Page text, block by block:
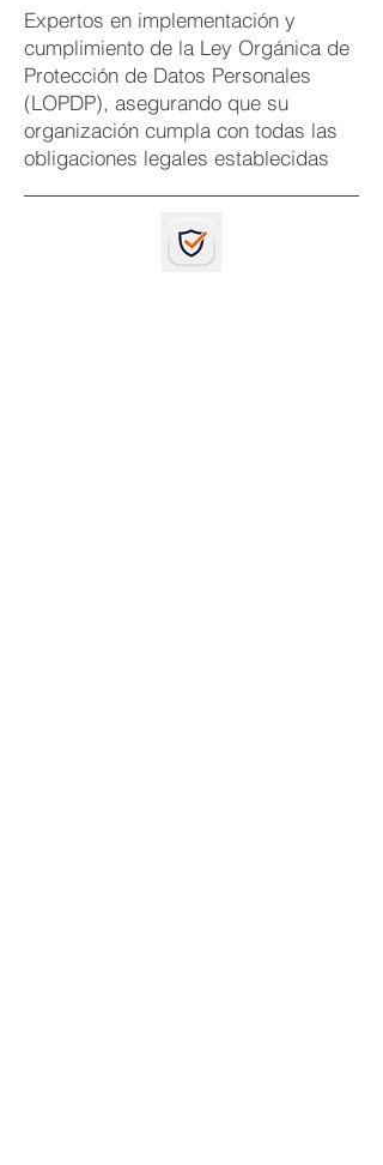
Expertos en implementación y
cumplimiento de la Ley Orgánica de
Protección de Datos Personales
(LOPDP), asegurando que su
organización cumpla con todas las
obligaciones legales establecidas